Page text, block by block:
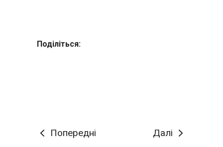
Поділіться:
Попередні Далі